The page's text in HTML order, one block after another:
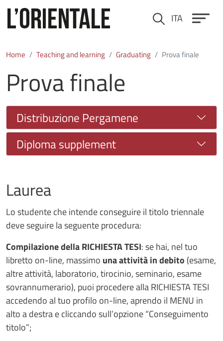
Cerca ITA
Home Teaching and learning Graduating Prova finale
Prova finale
Distribuzione Pergamene
Diploma supplement
Laurea
Lo studente che intende conseguire il titolo triennale
deve seguire la seguente procedura:
Compilazione della RICHIESTA TESI: se hai, nel tuo
libretto on-line, massimo una attività in debito (esame,
altre attività, laboratorio, tirocinio, seminario, esame
sovrannumerario), puoi procedere alla RICHIESTA TESI
accedendo al tuo profilo on-line, aprendo il MENU in
alto a destra e cliccando sull’opzione “Conseguimento
titolo”;